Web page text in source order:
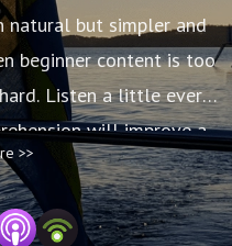
natural but simpler and
beginner content is too
Listen a little every
will improve a
>>